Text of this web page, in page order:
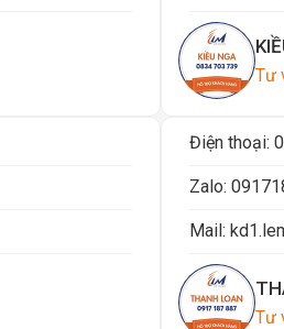
Tư
Điện thoại:
Zalo:
Mail:
Tư